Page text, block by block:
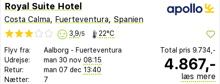
Royal Suite Hotel
Costa Calma, Fuerteventura, Spanien
3,9/5 22°C
Flyv fra: Aalborg - Fuerteventura
Udrejse:
man 30 nov 08:15
Retur:
man 07 dec 13:40
Nætter:
7
Total pris 9.734,-
4.867,-
læs mere